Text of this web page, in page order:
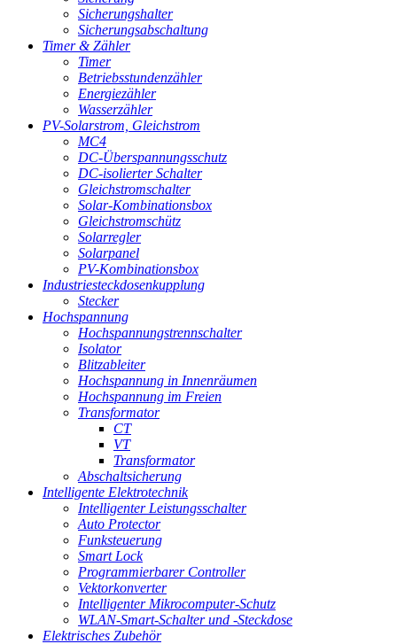
Sicherungshalter
Sicherungsabschaltung
Timer & Zähler
Timer
Betriebsstundenzähler
Energiezähler
Wasserzähler
PV-Solarstrom, Gleichstrom
MC4
DC-Überspannungsschutz
DC-isolierter Schalter
Gleichstromschalter
Solar-Kombinationsbox
Gleichstromschütz
Solarregler
Solarpanel
PV-Kombinationsbox
Industriesteckdosenkupplung
Stecker
Hochspannung
Hochspannungstrennschalter
Isolator
Blitzableiter
Hochspannung in Innenräumen
Hochspannung im Freien
Transformator
CT
VT
Transformator
Abschaltsicherung
Intelligente Elektrotechnik
Intelligenter Leistungsschalter
Auto Protector
Funksteuerung
Smart Lock
Programmierbarer Controller
Vektorkonverter
Intelligenter Mikrocomputer-Schutz
WLAN-Smart-Schalter und -Steckdose
Elektrisches Zubehör